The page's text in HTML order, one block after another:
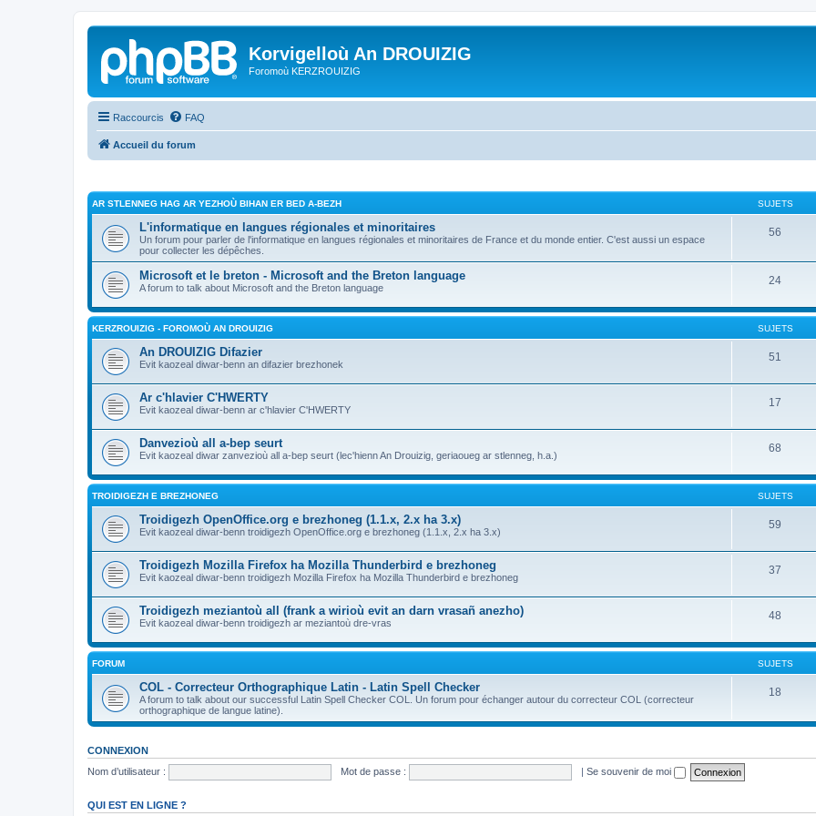
Korvigelloù An DROUIZIG
Foromoù KERZROUIZIG
Raccourcis FAQ
Accueil du forum
AR STLENNEG HAG AR YEZHOÙ BIHAN ER BED A-BEZH SUJETS
L'informatique en langues régionales et minoritaires
Un forum pour parler de l'informatique en langues régionales et minoritaires de France et du monde entier. C'est aussi un espace
pour collecter les dépêches.
56
Microsoft et le breton - Microsoft and the Breton language
A forum to talk about Microsoft and the Breton language
24
KERZROUIZIG - FOROMOÙ AN DROUIZIG SUJETS
An DROUIZIG Difazier
Evit kaozeal diwar-benn an difazier brezhonek
51
Ar c'hlavier C'HWERTY
Evit kaozeal diwar-benn ar c'hlavier C'HWERTY
17
Danvezioù all a-bep seurt
Evit kaozeal diwar zanvezioù all a-bep seurt (lec'hienn An Drouizig, geriaoueg ar stlenneg, h.a.)
68
TROIDIGEZH E BREZHONEG SUJETS
Troidigezh OpenOffice.org e brezhoneg (1.1.x, 2.x ha 3.x)
Evit kaozeal diwar-benn troidigezh OpenOffice.org e brezhoneg (1.1.x, 2.x ha 3.x)
59
Troidigezh Mozilla Firefox ha Mozilla Thunderbird e brezhoneg
Evit kaozeal diwar-benn troidigezh Mozilla Firefox ha Mozilla Thunderbird e brezhoneg
37
Troidigezh meziantoù all (frank a wirioù evit an darn vrasañ anezho)
Evit kaozeal diwar-benn troidigezh ar meziantoù dre-vras
48
FORUM SUJETS
COL - Correcteur Orthographique Latin - Latin Spell Checker
A forum to talk about our successful Latin Spell Checker COL. Un forum pour échanger autour du correcteur COL (correcteur
orthographique de langue latine).
18
CONNEXION
Nom d’utilisateur :
Mot de passe : | Se souvenir de moi
QUI EST EN LIGNE ?